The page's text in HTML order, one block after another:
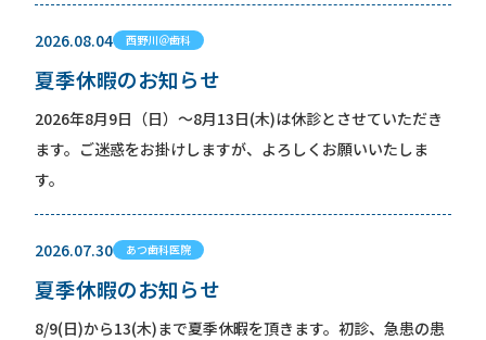
2026.08.04 西野川＠歯科
夏季休暇のお知らせ
2026年8月9日（日）〜8月13日(木)は休診とさせていただき
ます。ご迷惑をお掛けしますが、よろしくお願いいたしま
す。
2026.07.30 あつ歯科医院
夏季休暇のお知らせ
8/9(日)から13(木)まで夏季休暇を頂きます。初診、急患の患